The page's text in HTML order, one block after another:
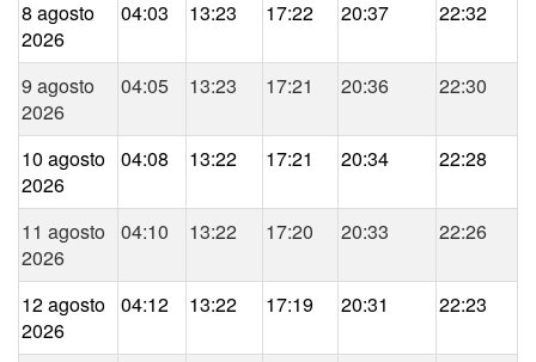
8 agosto
2026
04:03 13:23 17:22 20:37 22:32
9 agosto
2026
04:05 13:23 17:21 20:36 22:30
10 agosto
2026
04:08 13:22 17:21 20:34 22:28
11 agosto
2026
04:10 13:22 17:20 20:33 22:26
12 agosto
2026
04:12 13:22 17:19 20:31 22:23